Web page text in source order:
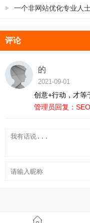
工
一个非网站优化专业人
评论
的
2021-09-01
创意+行动，才等
管理员回复：